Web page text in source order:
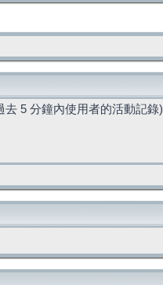
5 分鐘內使用者的活動記錄)